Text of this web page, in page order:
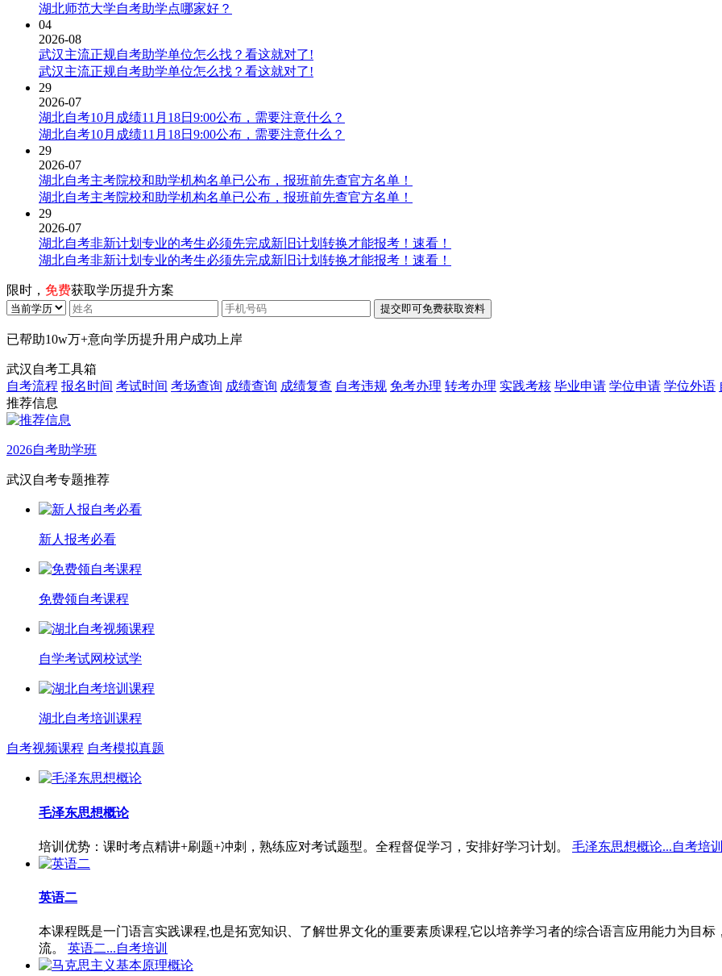
湖北师范大学自考助学点哪家好？
04
2026-08
武汉主流正规自考助学单位怎么找？看这就对了!
武汉主流正规自考助学单位怎么找？看这就对了!
29
2026-07
湖北自考10月成绩11月18日9:00公布，需要注意什么？
湖北自考10月成绩11月18日9:00公布，需要注意什么？
29
2026-07
湖北自考主考院校和助学机构名单已公布，报班前先查官方名单！
湖北自考主考院校和助学机构名单已公布，报班前先查官方名单！
29
2026-07
湖北自考非新计划专业的考生必须先完成新旧计划转换才能报考！速看！
湖北自考非新计划专业的考生必须先完成新旧计划转换才能报考！速看！
限时， 免费获取学历提升方案
已帮助10w万+意向学历提升用户成功上岸
武汉自考工具箱
自考流程 报名时间 考试时间 考场查询 成绩查询 成绩复查 自考违规 免考办理 转考办理 实践考核 毕业申请 学位申请 学位外语
推荐信息
2026自考助学班
武汉自考专题推荐
新人报考必看
免费领自考课程
自学考试网校试学
湖北自考培训课程
自考视频课程 自考模拟真题
毛泽东思想概论
培训优势：课时考点精讲+刷题+冲刺，熟练应对考试题型。全程督促学习，安排好学习计划。 毛泽东思想概论...自考培
英语二
本课程既是一门语言实践课程,也是拓宽知识、了解世界文化的重要素质课程,它以培养学习者的综合语言应用能力为目
流。
英语二...自考培训